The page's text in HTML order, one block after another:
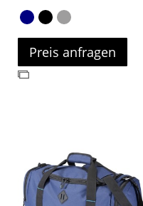
Preis anfragen
Zur